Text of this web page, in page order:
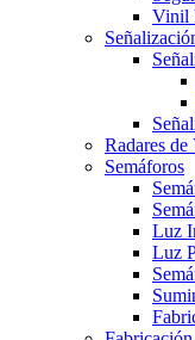
Vinil
Radares de
Semáforos
Luz
Luz